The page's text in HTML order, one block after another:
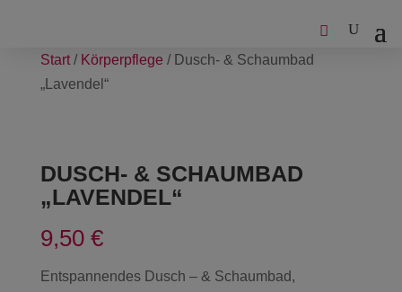
Start/ Körperpflege / Dusch- & Schaumbad
„Lavendel“
DUSCH- & SCHAUMBAD
„LAVENDEL“
9,50 €
Entspannendes Dusch – & Schaumbad,